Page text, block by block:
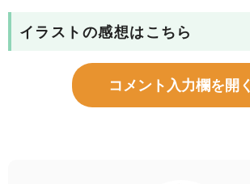
イラストの感想はこちら
コメント入力欄を開く